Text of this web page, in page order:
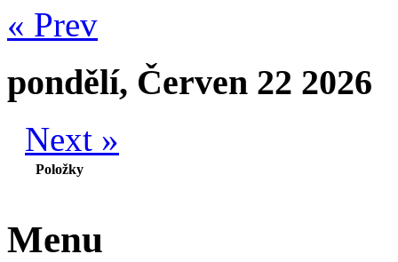
« Prev
pondělí, Červen 22 2026
Next »
Položky
Menu